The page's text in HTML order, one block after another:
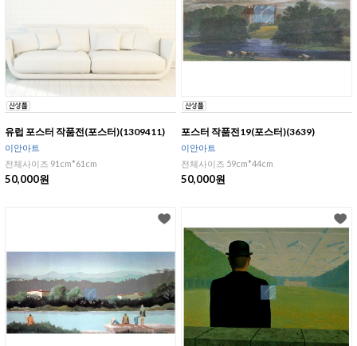
유럽 포스터 작품전(포스터)(1309411)
이안아트
전체사이즈 91cm*61cm
50,000원
포스터 작품전19(포스터)(3639)
이안아트
전체사이즈 59cm*44cm
50,000원